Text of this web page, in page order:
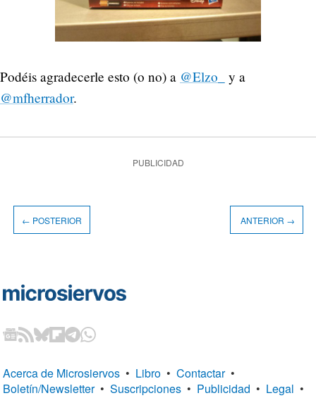
Podéis agradecerle esto (o no) a @Elzo_
y a
@mfherrador.
PUBLICIDAD
← POSTERIOR ANTERIOR →
Acerca de Microsiervos • Libro • Contactar •
Boletín/Newsletter • Suscripciones • Publicidad • Legal •